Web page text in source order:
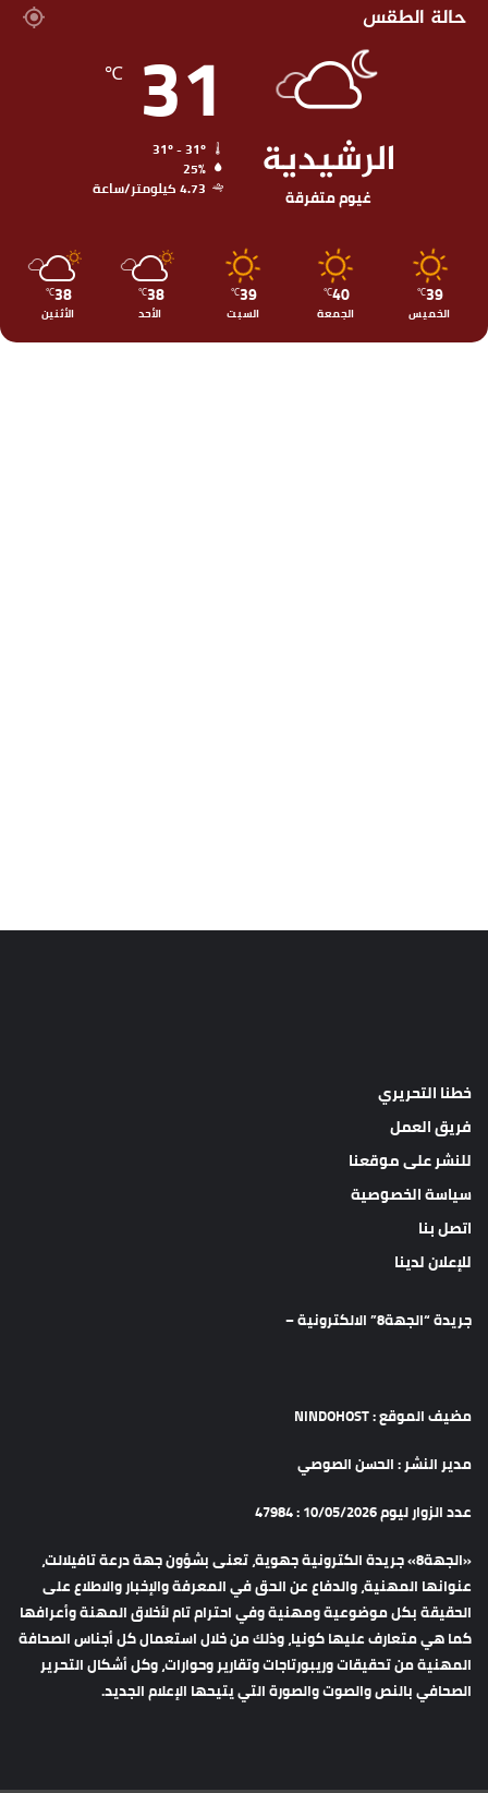
حالة الطقس
الرشيدية
غيوم متفرقة
31
℃
25%
4.73 كيلومتر/ساعة
39
℃
الخميس
40
℃
الجمعة
39
℃
السبت
38
℃
الأحد
38
℃
الأثنين
خطنا التحريري
فريق العمل
للنشر على موقعنا
سياسة الخصوصية
اتصل بنا
للإعلان لدينا
جريدة “الجهة8” الالكترونية –
مضيف الموقع : NINDOHOST
مدير النشر : الحسن الصوصي
عدد الزوار ليوم 10/05/2026 : 47984
«الجهة8» جريدة الكترونية جهوية، تعنى بشؤون جهة درعة تافيلالت،
عنوانها المهنية، والدفاع عن الحق في المعرفة والإخبار والاطلاع على
الحقيقة بكل موضوعية ومهنية وفي احترام تام لأخلاق المهنة وأعرافها
كما هي متعارف عليها كونيا، وذلك من خلال استعمال كل أجناس الصحافة
المهنية من تحقيقات وريبورتاجات وتقارير وحوارات، وكل أشكال التحرير
الصحافي بالنص والصوت والصورة التي يتيحها الإعلام الجديد.